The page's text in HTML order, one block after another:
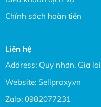
Chính sách hoàn tiền
Liên hệ
Address: Quy nhơn, Gia lai
Website: Sellproxy.vn
Zalo: 0982077231